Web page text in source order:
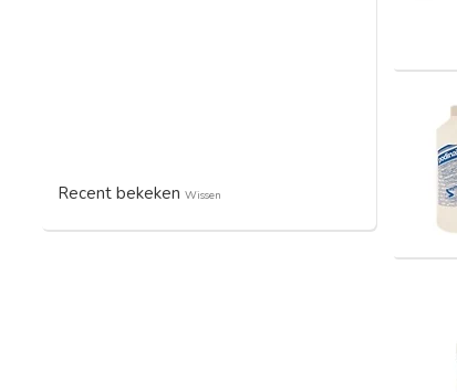
Recent bekeken Wissen